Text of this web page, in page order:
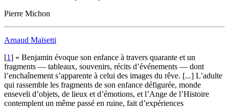
Pierre Michon
Arnaud Maïsetti
[1] « Benjamin évoque son enfance à travers quarante et un
fragments — tableaux, souvenirs, récits d’événements — dont
l’enchaînement s’apparente à celui des images du rêve. [...] L’adulte
qui rassemble les fragments de son enfance défigurée, monde
enseveli d’objets, de lieux et d’émotions, et l’Ange de l’Histoire
contemplent un même passé en ruine, fait d’expériences